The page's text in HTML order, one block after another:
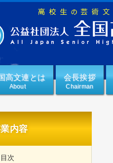
高文連とは
about
会長挨拶
chairman
内容
目次